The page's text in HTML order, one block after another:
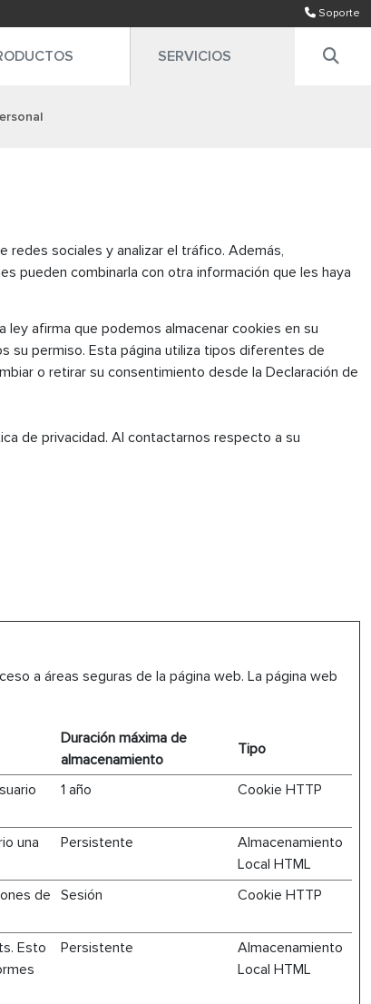
Soporte
SERVICIOS
redes sociales y analizar el tráfico. Además,
pueden combinarla con otra información que les haya
afirma que podemos almacenar cookies en su
su permiso. Esta página utiliza tipos diferentes de
o retirar su consentimiento desde la Declaración de
de privacidad. Al contactarnos respecto a su
a áreas seguras de la página web. La página web
Duración máxima de
almacenamiento
Tipo
1 año Cookie HTTP
una
Persistente
Almacenamiento
Local HTML
de Sesión Cookie HTTP
Esto
Persistente
Almacenamiento
Local HTML